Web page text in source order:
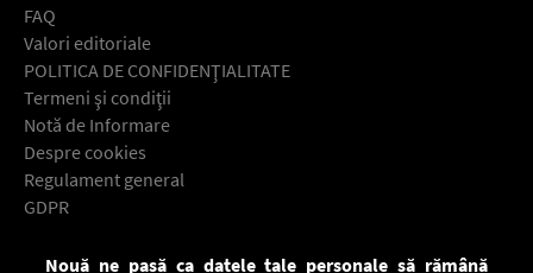
FAQ
Valori editoriale
POLITICA DE CONFIDENŢIALITATE
Termeni şi condiţii
Notă de Informare
Despre cookies
Regulament general
GDPR
Nouă ne pasă ca datele tale personale să rămână